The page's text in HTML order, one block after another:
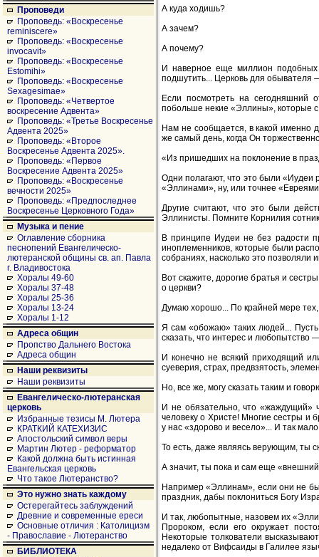
Проповеди
Проповедь: «Воскресенье
reminiscere»
Проповедь: «Воскресенье
invocavit»
Проповедь: «Воскресенье
Estomihi»
Проповедь: «Воскресенье
Sexagesimae»
Проповедь: «Четвертое
воскресение Адвента»
Проповедь: «Третье Воскресенье
Адвента 2025»
Проповедь: «Второе
Воскресенье Адвента 2025».
Проповедь: «Первое
Воскресение Адвента 2025»
Проповедь: «Воскресенье
вечности 2025»
Проповедь: «Предпоследнее
Воскресенье Церковного Года»
Музыка и пение
Оглавление сборника
песнопений Евангелическо-
лютеранской общины св. ап. Павла
г. Владивостока
Хоралы 49-60
Хоралы 37-48
Хоралы 25-36
Хоралы 13-24
Хоралы 1-12
Адреса общин
Пропство Дальнего Востока
Адреса общин
Наши реквизиты
Наши реквизиты
Евангелическо-лютеранская
церковь
Избранные тезисы М. Лютера
КРАТКИЙ КАТЕХИЗИС
Апостольский символ веры
Мартин Лютер - реформатор
Какой должна быть истинная
Евангельская церковь
Что такое Лютеранство?
Это нужно знать каждому
Остерегайтесь заблуждений
Древние и современные ереси
Основные отличия : Католицизм
- Православие - Лютеранство
БИБЛИОТЕКА
А куда ходишь?
А зачем?
А почему?
И наверное еще миллион подобных
подшутить... Церковь для обывателя
Если посмотреть на сегодняшний
побольше некие «Эллины», которые
Нам не сообщается, в какой именно
же самый день, когда Он
«Из пришедших на поклонение в
Одни полагают, что это были «Иудеи
«Эллинами», ну, или точнее
Другие считают, что это были
Эллинисты. Помните Корнилия
В принципе Иудеи не без радости
иноплеменников, которые были
собраниях, насколько это позволяли
Вот скажите, дорогие братья и
о церкви?
Думаю хорошо... По крайней мере тех,
Я сам «обожаю» таких людей...
сказать, что интерес и любопытство
И конечно не всякий приходящий
суеверия, страх, предвзятость,
Но, все же, могу сказать таким и
И не обязательно, что «жаждущий»
человеку о Христе! Многие сестры и
у нас «здорово и весело»... И так
То есть, даже являясь верующим, ты
А значит, ты пока и сам еще
Например «Эллинам», если они не
праздник, дабы поклониться Богу
И так, любопытные, назовем их
Пророком, если его окружает
Некоторые толкователи
недалеко от Вифсаиды в Галилее